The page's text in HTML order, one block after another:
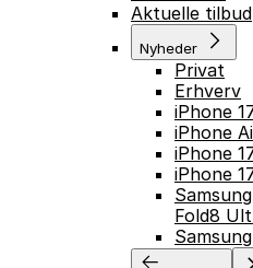
Aktuelle tilbud
Nyheder
Privat
Erhverv
iPhone
iPhone
iPhone
iPhone
Fold8